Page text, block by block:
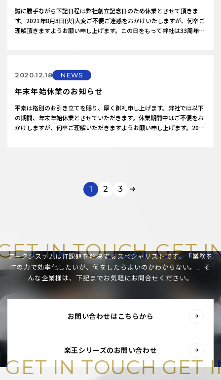
誠に勝手ながら下記日程は弊社創立記念日のため休業とさせて頂きま
す。2021年8月3日(火)大変ご不便ご迷惑をおかけいたしますが、何卒ご
理解頂きますようお願い申し上げます。この日をもって弊社は33周年を
2020.12.18 NEWS
年末年始休業のお知らせ
平素は格別のお引き立てを賜り、厚く御礼申し上げます。弊社では以下
の期間、年末年始休業とさせていただきます。休業期間中はご不便をお
かけしますが、何卒ご理解いただきますようお願い申し上げます。2020
1 2 3
IN TOUCH GET IN
アークシステムはIT課題を解決するスペシャリストです。
「業務を
ITの力で効率化したいが、何をしたらよいのかわからない。」 そ
んな企業様は、下記までお気軽にお問合せください。
お問い合わせはこちらから
楽王シリーズのお問い合わせ
GET IN TOUCH